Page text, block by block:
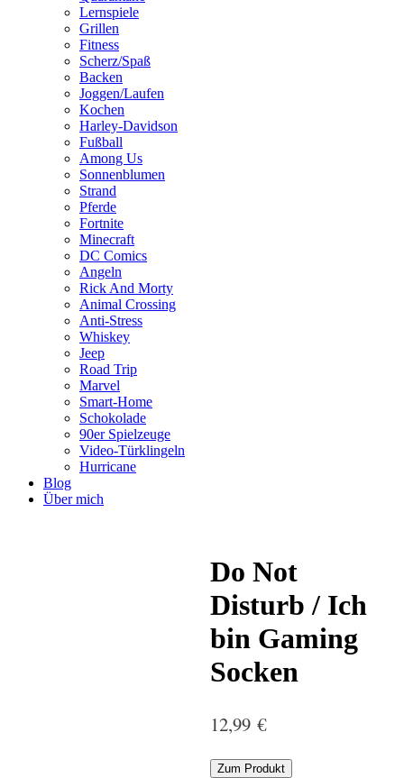
Lernspiele
Grillen
Fitness
Scherz/Spaß
Backen
Joggen/Laufen
Kochen
Harley-Davidson
Fußball
Among Us
Sonnenblumen
Strand
Pferde
Fortnite
Minecraft
DC Comics
Angeln
Rick And Morty
Animal Crossing
Anti-Stress
Whiskey
Jeep
Road Trip
Marvel
Smart-Home
Schokolade
90er Spielzeuge
Video-Türklingeln
Hurricane
Blog
Über mich
Do Not
Disturb / Ich
bin Gaming
Socken
12,99 €
Zum Produkt